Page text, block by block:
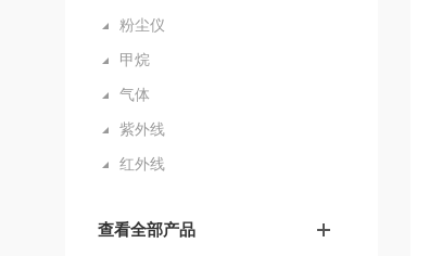
粉尘仪
甲烷
气体
紫外线
红外线
查看全部产品